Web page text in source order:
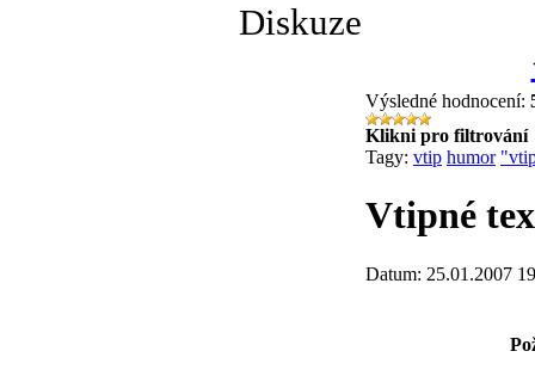
Diskuze
Výsledné hodnocení:
Klikni pro filtrování
Tagy: vtip humor
Vtipné
Datum: 25.01.2007